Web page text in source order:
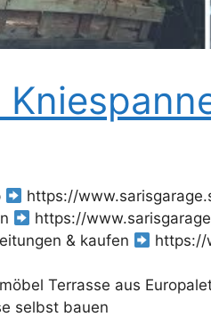
https://
https://
& kaufen
https://
Terrasse aus
selbst bauen